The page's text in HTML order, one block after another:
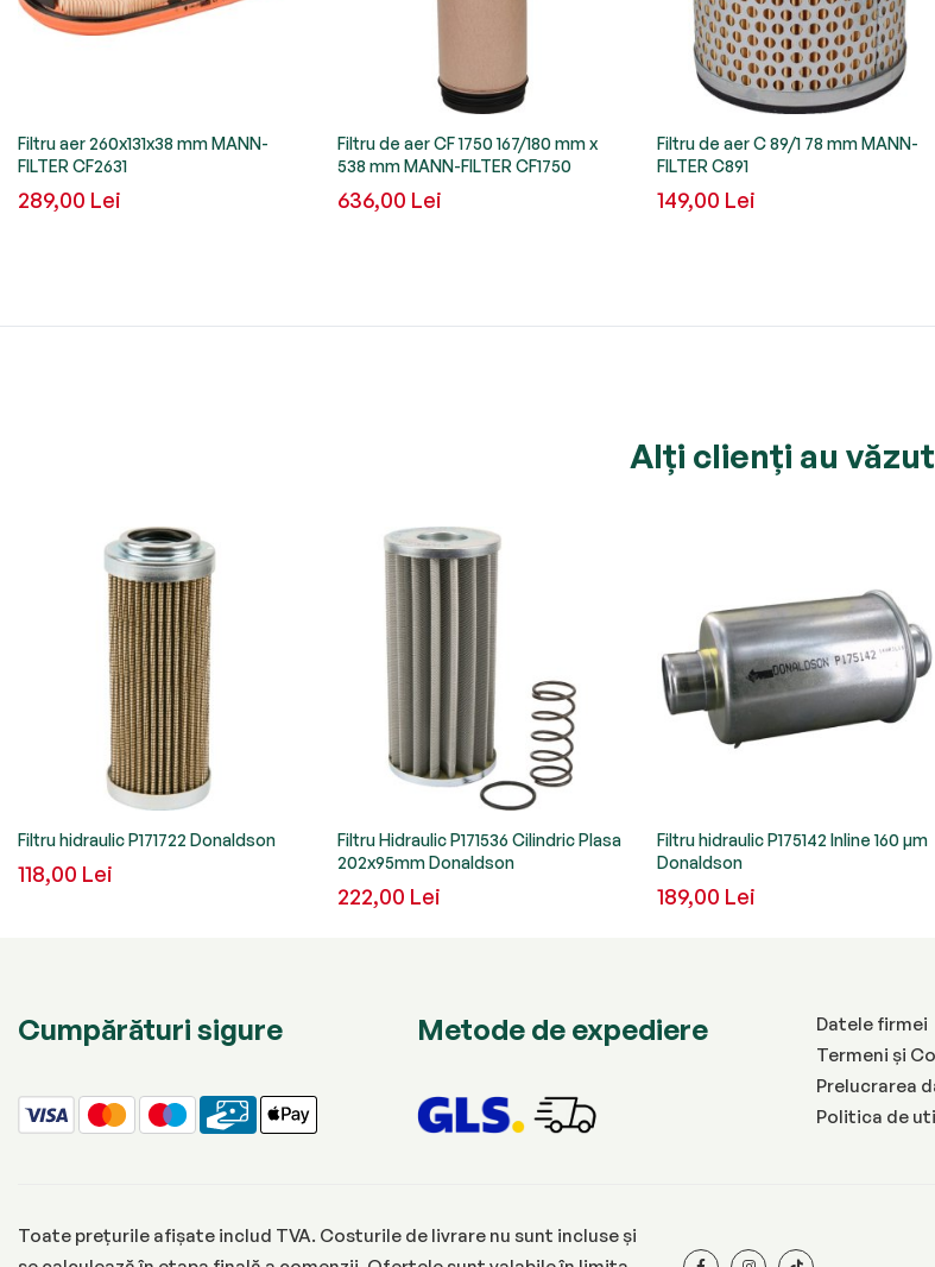
Filtru aer 260x131x38 mm MANN-
FILTER CF2631
289,00 Lei
Filtru de aer CF 1750 167/180 mm x
538 mm MANN-FILTER CF1750
636,00 Lei
Filtru de aer C 89/1 78 mm MANN-
FILTER C891
149,00 Lei
Alți clienți au
Filtru hidraulic P171722 Donaldson
118,00 Lei
Filtru Hidraulic P171536 Cilindric Plasa
202x95mm Donaldson
222,00 Lei
Filtru hidraulic P175142 Inline 160 µm
Donaldson
189,00 Lei
Cumpărături sigure Metode de expediere
Datele firmei
Termeni și
Prelucrarea
Politica de
Toate prețurile afișate includ TVA. Costurile de livrare nu sunt incluse și